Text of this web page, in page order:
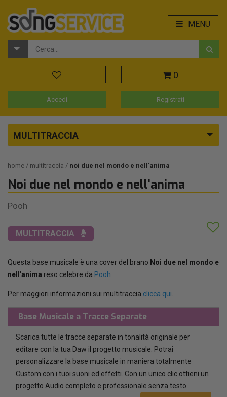
MENU
0
Accedi Registrati
MULTITRACCIA
home multitraccia noi due nel mondo e nell'anima
Noi due nel mondo e nell'anima
Pooh
MULTITRACCIA
Questa base musicale è una cover del brano Noi due nel mondo e
nell'anima reso celebre da Pooh
Per maggiori informazioni sui multitraccia clicca qui
Base Musicale a Tracce Separate
Scarica tutte le tracce separate in tonalità originale per
editare con la tua Daw il progetto musicale. Potrai
personalizzare la base musicale in maniera totalmente
Custom con i tuoi suoni ed effetti. Con un unico clic ottieni un
progetto Audio completo e professionale senza testo.